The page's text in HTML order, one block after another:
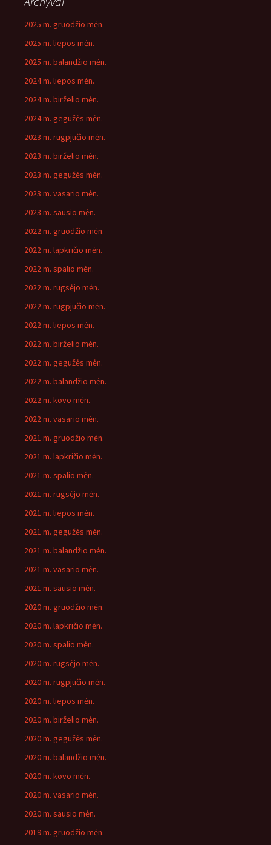
2025 m. gruodžio mėn.
2025 m. liepos mėn.
2025 m. balandžio mėn.
2024 m. liepos mėn.
2024 m. birželio mėn.
2024 m. gegužės mėn.
2023 m. rugpjūčio mėn.
2023 m. birželio mėn.
2023 m. gegužės mėn.
2023 m. vasario mėn.
2023 m. sausio mėn.
2022 m. gruodžio mėn.
2022 m. lapkričio mėn.
2022 m. spalio mėn.
2022 m. rugsėjo mėn.
2022 m. rugpjūčio mėn.
2022 m. liepos mėn.
2022 m. birželio mėn.
2022 m. gegužės mėn.
2022 m. balandžio mėn.
2022 m. kovo mėn.
2022 m. vasario mėn.
2021 m. gruodžio mėn.
2021 m. lapkričio mėn.
2021 m. spalio mėn.
2021 m. rugsėjo mėn.
2021 m. liepos mėn.
2021 m. gegužės mėn.
2021 m. balandžio mėn.
2021 m. vasario mėn.
2021 m. sausio mėn.
2020 m. gruodžio mėn.
2020 m. lapkričio mėn.
2020 m. spalio mėn.
2020 m. rugsėjo mėn.
2020 m. rugpjūčio mėn.
2020 m. liepos mėn.
2020 m. birželio mėn.
2020 m. gegužės mėn.
2020 m. balandžio mėn.
2020 m. kovo mėn.
2020 m. vasario mėn.
2020 m. sausio mėn.
2019 m. gruodžio mėn.